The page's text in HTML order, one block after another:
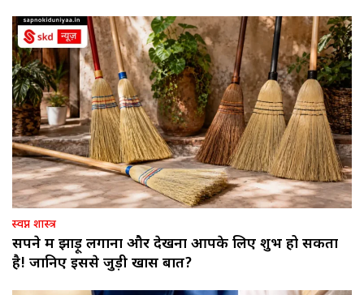
स्वप्न शास्त्र
सपने में झाड़ू लगाना और देखना आपके लिए शुभ हो सकता
है! जानिए इससे जुड़ी खास बातें?